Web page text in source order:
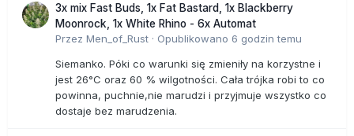
3x mix Fast Buds, 1x Fat Bastard, 1x Blackberry
Moonrock, 1x White Rhino - 6x Automat
Przez Men_of_Rust · Opublikowano 6 godzin temu
Siemanko. Póki co warunki się zmieniły na korzystne i
jest 26°C oraz 60 % wilgotności. Cała trójka robi to co
powinna, puchnie,nie marudzi i przyjmuje wszystko co
dostaje bez marudzenia.